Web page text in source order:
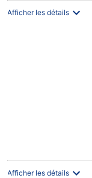
Afficher les détails
Afficher les détails